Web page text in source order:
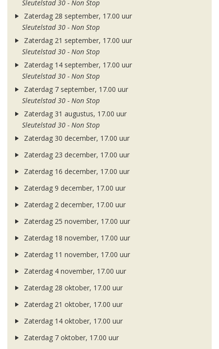
Sleutelstad 30 - Non Stop
Zaterdag 28 september, 17.00 uur
Sleutelstad 30 - Non Stop
Zaterdag 21 september, 17.00 uur
Sleutelstad 30 - Non Stop
Zaterdag 14 september, 17.00 uur
Sleutelstad 30 - Non Stop
Zaterdag 7 september, 17.00 uur
Sleutelstad 30 - Non Stop
Zaterdag 31 augustus, 17.00 uur
Sleutelstad 30 - Non Stop
Zaterdag 30 december, 17.00 uur
Zaterdag 23 december, 17.00 uur
Zaterdag 16 december, 17.00 uur
Zaterdag 9 december, 17.00 uur
Zaterdag 2 december, 17.00 uur
Zaterdag 25 november, 17.00 uur
Zaterdag 18 november, 17.00 uur
Zaterdag 11 november, 17.00 uur
Zaterdag 4 november, 17.00 uur
Zaterdag 28 oktober, 17.00 uur
Zaterdag 21 oktober, 17.00 uur
Zaterdag 14 oktober, 17.00 uur
Zaterdag 7 oktober, 17.00 uur